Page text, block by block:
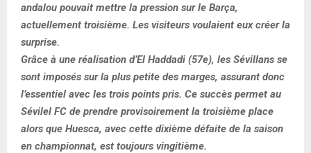
andalou pouvait mettre la pression sur le Barça,
actuellement troisième. Les visiteurs voulaient eux créer la
surprise.
Grâce à une réalisation d’El Haddadi (57e), les Sévillans se
sont imposés sur la plus petite des marges, assurant donc
l’essentiel avec les trois points pris. Ce succès permet au
Sévilel FC de prendre provisoirement la troisième place
alors que Huesca, avec cette dixième défaite de la saison
en championnat, est toujours vingitième.